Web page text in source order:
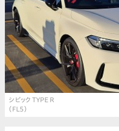
シビック TYPE R
（FL5）